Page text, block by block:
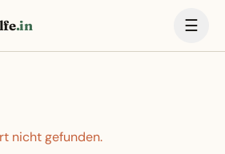
.in ☰
nicht gefunden.